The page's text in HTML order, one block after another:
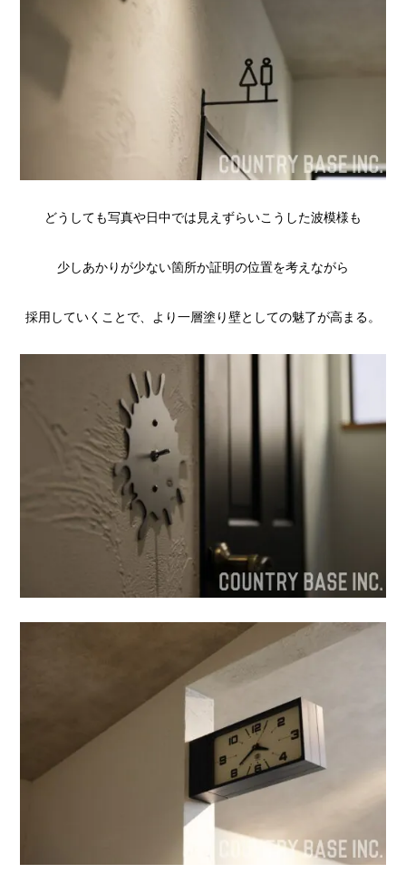
どうしても写真や日中では見えずらいこうした波模様も
少しあかりが少ない箇所か証明の位置を考えながら
採用していくことで、より一層塗り壁としての魅了が高まる。